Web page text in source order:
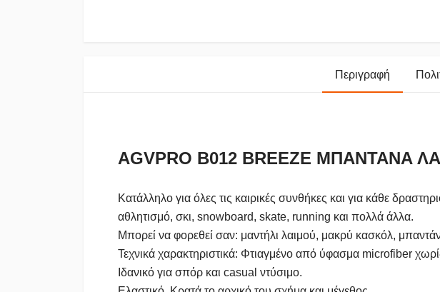
Περιγραφή
AGVPRO B012 BREEZE ΜΠΑΝΤΑΝΑ
Κατάλληλο για όλες τις καιρικές συνθήκες και για κάθε
αθλητισμό, σκι, snowboard, skate, running και πολλά άλλα.
Μπορεί να φορεθεί σαν: μαντήλι λαιμού, μακρύ κασκόλ,
Τεχνικά χαρακτηριστικά: Φτιαγμένο από ύφασμα microfiber
Ιδανικό για σπόρ και casual ντύσιμο.